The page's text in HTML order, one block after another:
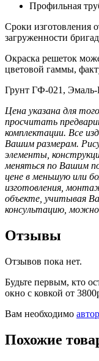
Профильная
Сроки изготовления
загруженности
Окраска решеток
цветовой гаммы,
Грунт ГФ-021,
Цена указана для
просчитать
комплектации. Все
Вашим размерам.
элементы,
меняться по Вашим
цене в меньшую или
изготовления,
объекте, учитывая
консультацию, можно
Отзывы
Отзывов пока нет.
Будьте первым, кто
окно с ковкой от
Вам необходимо
Похожие